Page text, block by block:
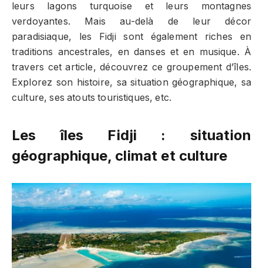
leurs lagons turquoise et leurs montagnes
verdoyantes. Mais au-delà de leur décor
paradisiaque, les Fidji sont également riches en
traditions ancestrales, en danses et en musique. À
travers cet article, découvrez ce groupement d’îles.
Explorez son histoire, sa situation géographique, sa
culture, ses atouts touristiques, etc.
Les îles Fidji : situation
géographique, climat et culture